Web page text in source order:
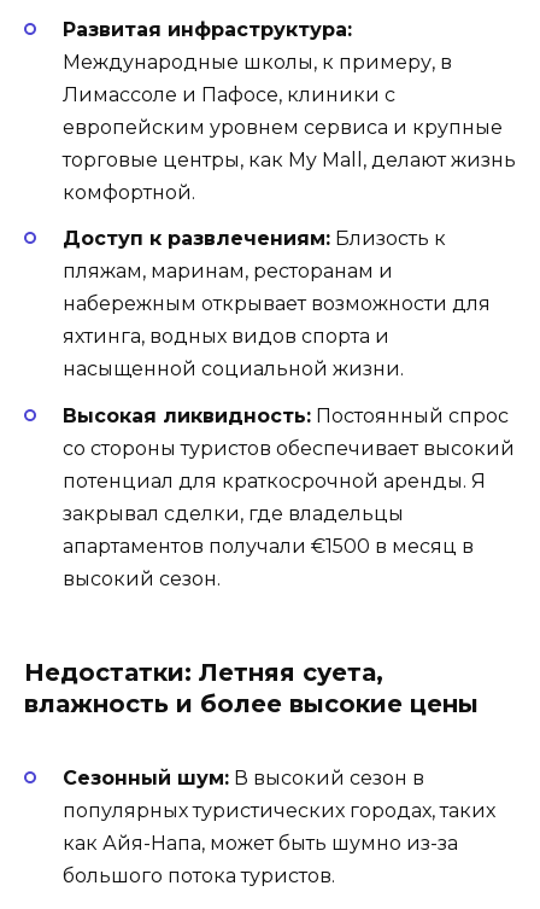
Развитая инфраструктура:
Международные школы, к примеру, в
Лимассоле и Пафосе, клиники с
европейским уровнем сервиса и крупные
торговые центры, как My Mall, делают жизнь
комфортной.
Доступ к развлечениям: Близость к
пляжам, маринам, ресторанам и
набережным открывает возможности для
яхтинга, водных видов спорта и
насыщенной социальной жизни.
Высокая ликвидность: Постоянный спрос
со стороны туристов обеспечивает высокий
потенциал для краткосрочной аренды. Я
закрывал сделки, где владельцы
апартаментов получали €1500 в месяц в
высокий сезон.
Недостатки: Летняя суета,
влажность и более высокие цены
Сезонный шум: В высокий сезон в
популярных туристических городах, таких
как Айя-Напа, может быть шумно из-за
большого потока туристов.